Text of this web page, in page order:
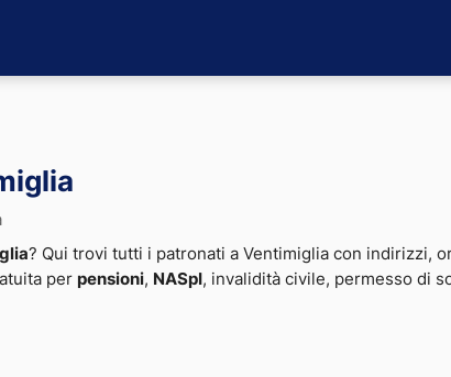
? Qui trovi tutti i patronati a Ventimiglia con indirizzi,
per pensioni, NASpI , invalidità civile, permesso di